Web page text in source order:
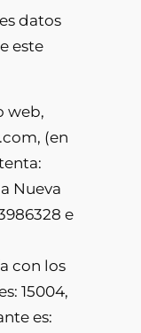
datos
este
web,
(en
Nueva
e
con los
15004,
es: